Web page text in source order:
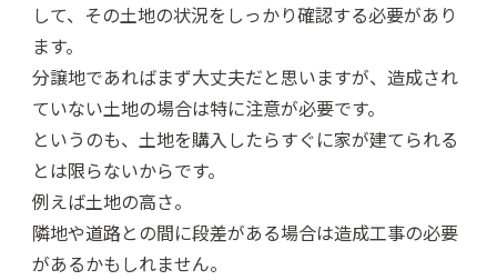
して、その土地の状況をしっかり確認する必要があり
ます。
分譲地であればまず大丈夫だと思いますが、造成され
ていない土地の場合は特に注意が必要です。
というのも、土地を購入したらすぐに家が建てられる
とは限らないからです。
例えば土地の高さ。
隣地や道路との間に段差がある場合は造成工事の必要
があるかもしれません。